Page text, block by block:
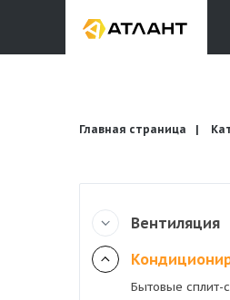
Вентиляция
Главная страница
Вентиляция
Бытовые сплит-